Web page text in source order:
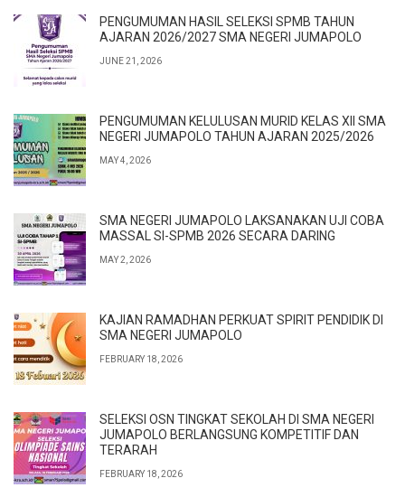
PENGUMUMAN HASIL SELEKSI SPMB TAHUN
AJARAN 2026/2027 SMA NEGERI JUMAPOLO
JUNE 21, 2026
PENGUMUMAN KELULUSAN MURID KELAS XII SMA
NEGERI JUMAPOLO TAHUN AJARAN 2025/2026
MAY 4, 2026
SMA NEGERI JUMAPOLO LAKSANAKAN UJI COBA
MASSAL SI-SPMB 2026 SECARA DARING
MAY 2, 2026
KAJIAN RAMADHAN PERKUAT SPIRIT PENDIDIK DI
SMA NEGERI JUMAPOLO
FEBRUARY 18, 2026
SELEKSI OSN TINGKAT SEKOLAH DI SMA NEGERI
JUMAPOLO BERLANGSUNG KOMPETITIF DAN
TERARAH
FEBRUARY 18, 2026